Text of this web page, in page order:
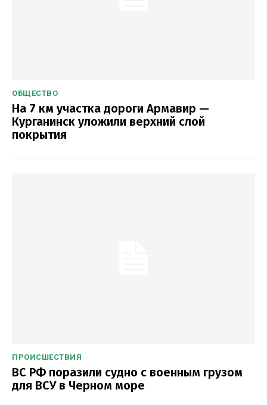
ОБЩЕСТВО
На 7 км участка дороги Армавир —
Курганинск уложили верхний слой
покрытия
ПРОИСШЕСТВИЯ
ВС РФ поразили судно с военным грузом
для ВСУ в Черном море